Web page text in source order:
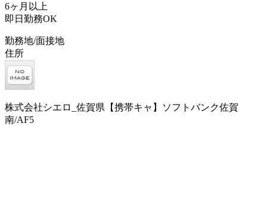
6ヶ月以上
即日勤務OK
勤務地/面接地
住所
株式会社シエロ_佐賀県【携帯キャ】ソフトバンク佐賀
南/AF5